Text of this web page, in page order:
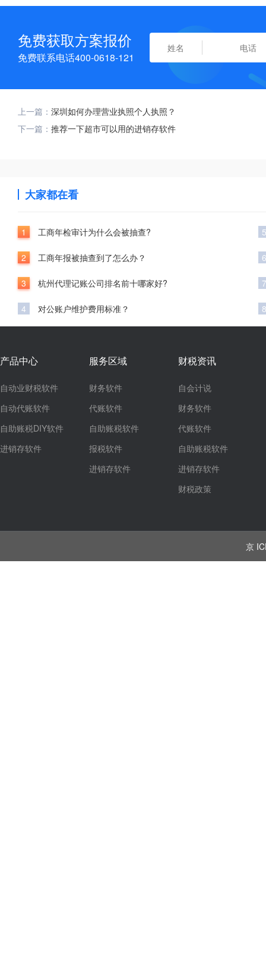
免费获取方案报价
免费联系电话400-0618-121
上一篇： 深圳如何办理营业执照个人执照？
下一篇： 推荐一下超市可以用的进销存软件
大家都在看
1 工商年检审计为什么会被抽查?
2 工商年报被抽查到了怎么办？
3 杭州代理记账公司排名前十哪家好?
4 对公账户维护费用标准？
5
6
7
8
产品中心
自动业财税软件
自动代账软件
自助账税DIY软件
进销存软件
服务区域
财务软件
代账软件
自助账税软件
报税软件
进销存软件
财税资讯
自会计说
财务软件
代账软件
自助账税软件
进销存软件
财税政策
京